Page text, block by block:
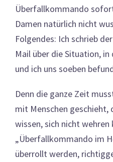
Überfallkommando
Damen natürlich nicht
Folgendes: Ich schrieb
Mail über die Situation,
und ich uns soeben
Denn die ganze Zeit
mit Menschen geschieht,
wissen, sich nicht
„Überfallkommando im
überrollt werden,